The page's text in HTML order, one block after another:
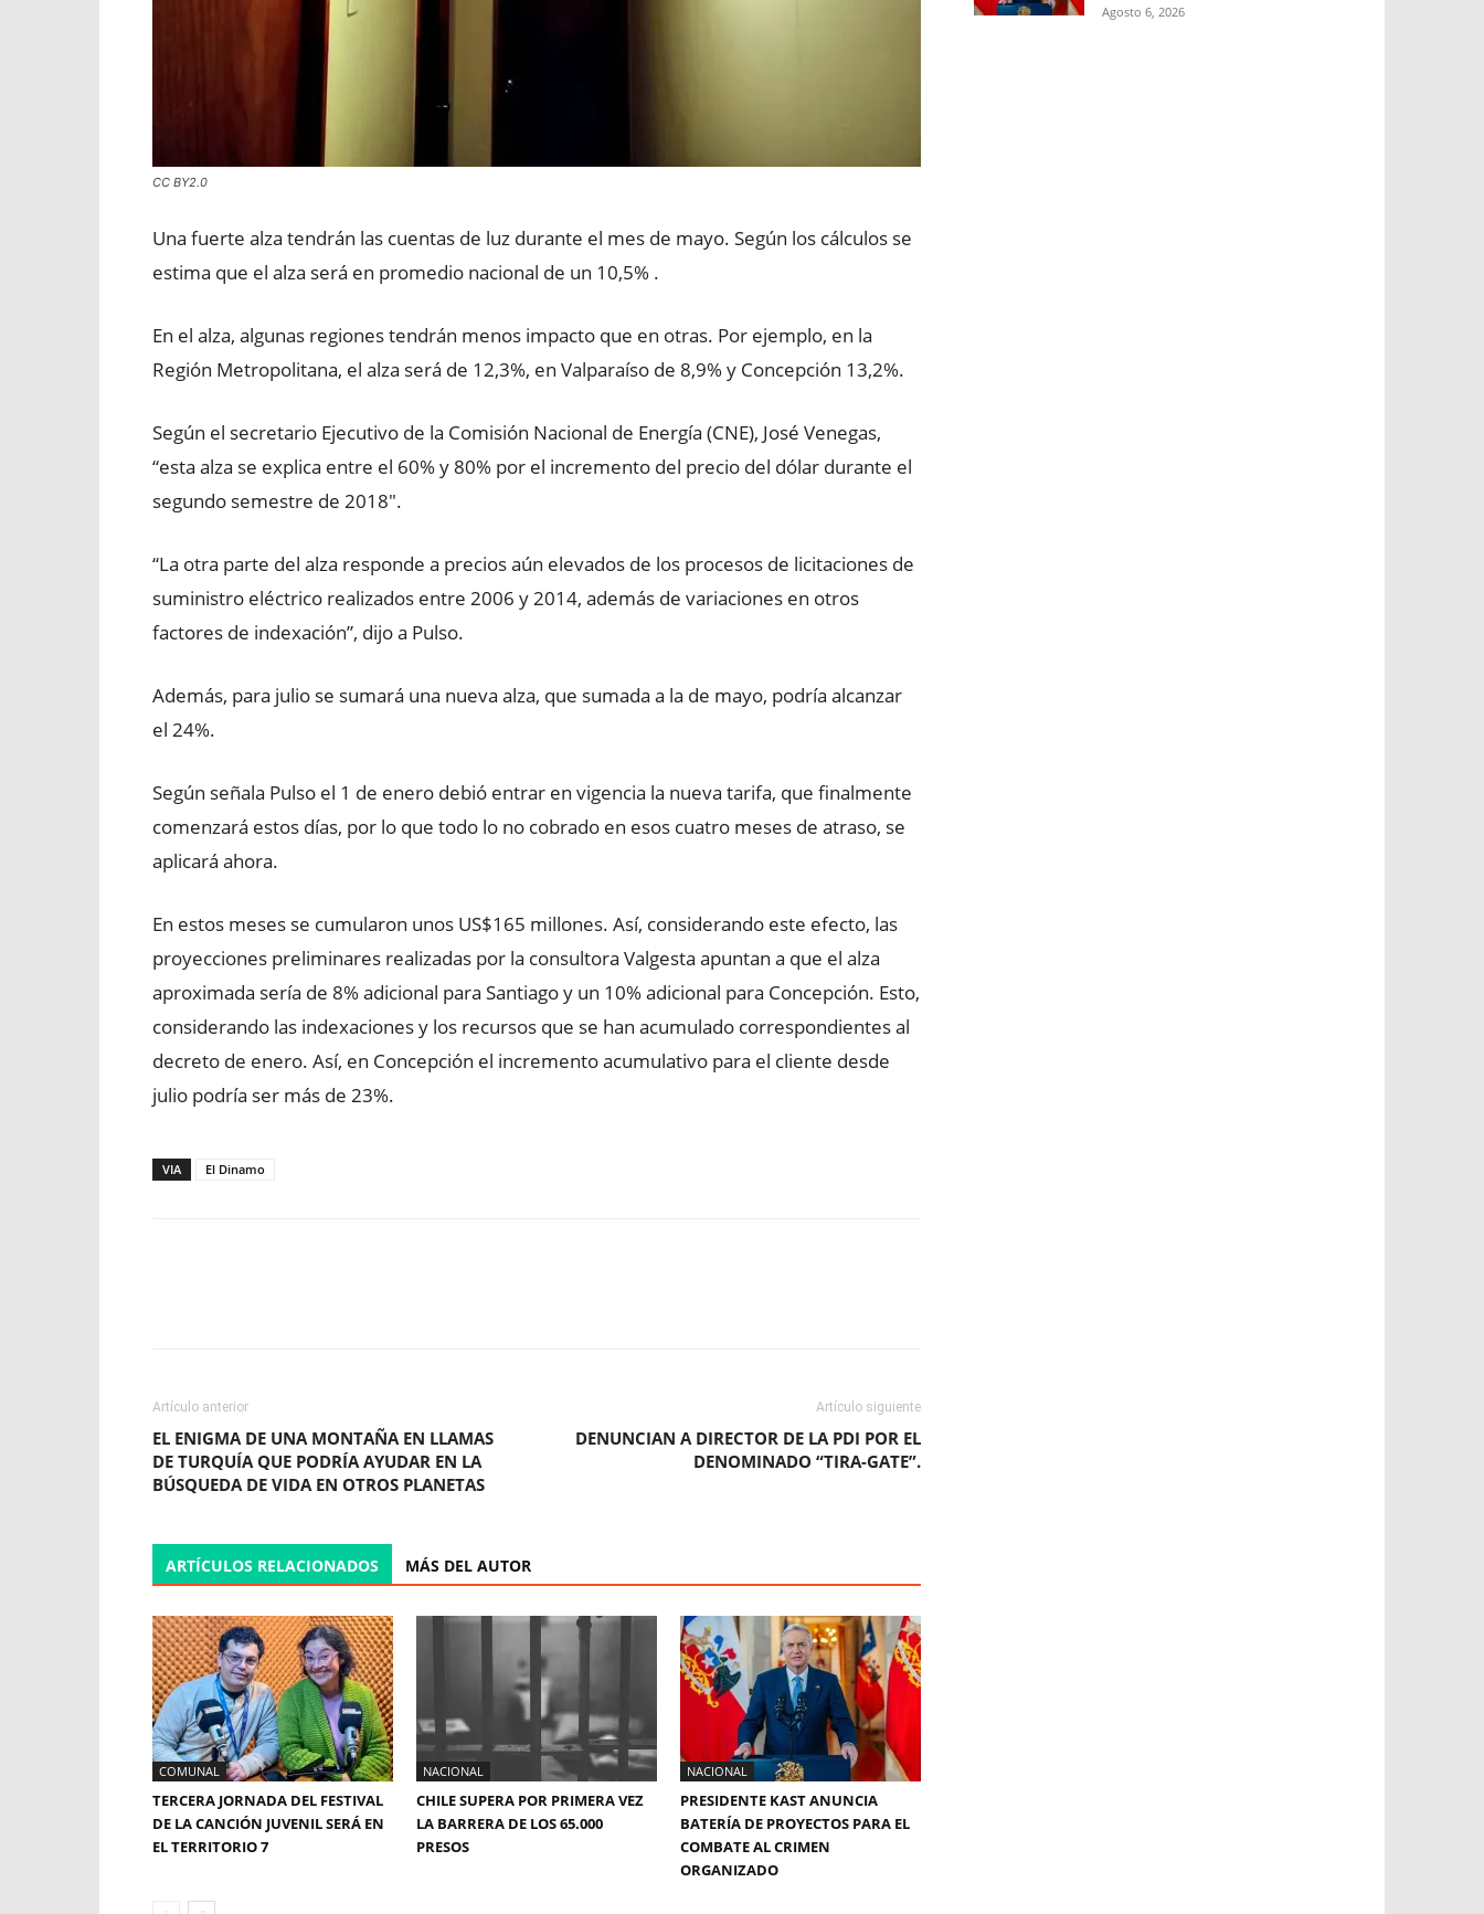
CC BY2.0
Una fuerte alza tendrán las cuentas de luz durante el mes de mayo. Según los cálculos se
estima que el alza será en promedio nacional de un 10,5% .
En el alza, algunas regiones tendrán menos impacto que en otras. Por ejemplo, en la
Región Metropolitana, el alza será de 12,3%, en Valparaíso de 8,9% y Concepción 13,2%.
Según el secretario Ejecutivo de la Comisión Nacional de Energía (CNE), José Venegas,
“esta alza se explica entre el 60% y 80% por el incremento del precio del dólar durante el
segundo semestre de 2018″.
“La otra parte del alza responde a precios aún elevados de los procesos de licitaciones de
suministro eléctrico realizados entre 2006 y 2014, además de variaciones en otros
factores de indexación”, dijo a Pulso.
Además, para julio se sumará una nueva alza, que sumada a la de mayo, podría alcanzar
el 24%.
Según señala Pulso el 1 de enero debió entrar en vigencia la nueva tarifa, que finalmente
comenzará estos días, por lo que todo lo no cobrado en esos cuatro meses de atraso, se
aplicará ahora.
En estos meses se cumularon unos US$165 millones. Así, considerando este efecto, las
proyecciones preliminares realizadas por la consultora Valgesta apuntan a que el alza
aproximada sería de 8% adicional para Santiago y un 10% adicional para Concepción. Esto,
considerando las indexaciones y los recursos que se han acumulado correspondientes al
decreto de enero. Así, en Concepción el incremento acumulativo para el cliente desde
julio podría ser más de 23%.
VIA El Dinamo
Artículo anterior
EL ENIGMA DE UNA MONTAÑA EN LLAMAS
DE TURQUÍA QUE PODRÍA AYUDAR EN LA
BÚSQUEDA DE VIDA EN OTROS PLANETAS
Artículo siguiente
DENUNCIAN A DIRECTOR DE LA PDI POR EL
DENOMINADO “TIRA-GATE”.
ARTÍCULOS RELACIONADOS MÁS DEL AUTOR
COMUNAL
TERCERA JORNADA DEL FESTIVAL
DE LA CANCIÓN JUVENIL SERÁ EN
EL TERRITORIO 7
NACIONAL
CHILE SUPERA POR PRIMERA VEZ
LA BARRERA DE LOS 65.000
PRESOS
NACIONAL
PRESIDENTE KAST ANUNCIA
BATERÍA DE PROYECTOS PARA EL
COMBATE AL CRIMEN
ORGANIZADO
Agosto 6, 2026